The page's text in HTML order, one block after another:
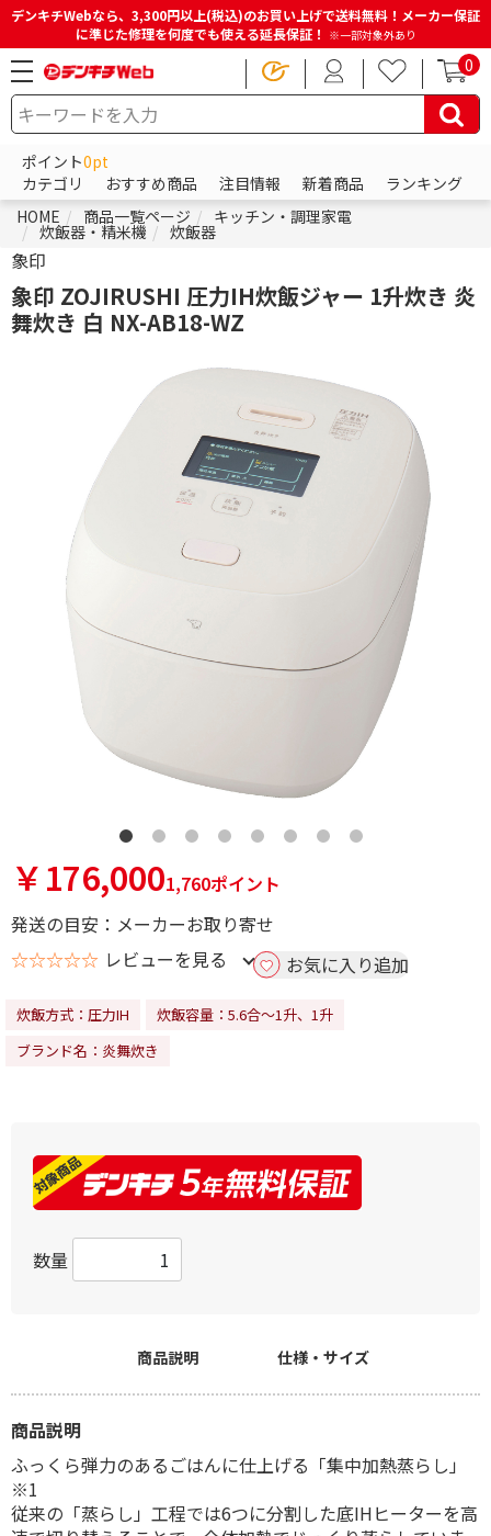
デンキチWebなら、3,300円以上(税込)のお買い上げで送料無料！メーカー保証
に準じた修理を何度でも使える延長保証！ ※一部対象外あり
0
ポイント0pt
カテゴリ
おすすめ商品 注目情報 新着商品
ランキング
HOME
商品一覧ページ キッチン・調理家電
炊飯器・精米機 炊飯器
象印
象印 ZOJIRUSHI 圧力IH炊飯ジャー 1升炊き 炎
舞炊き 白 NX-AB18-WZ
￥176,0001,760ポイント
発送の目安：メーカーお取り寄せ
☆☆☆☆☆ レビューを見る お気に入り追加
炊飯方式：圧力IH
炊飯容量：5.6合～1升、1升
ブランド名：炎舞炊き
数量
商品説明 仕様・サイズ
商品説明
ふっくら弾力のあるごはんに仕上げる「集中加熱蒸らし」
※1
従来の「蒸らし」工程では6つに分割した底IHヒーターを高